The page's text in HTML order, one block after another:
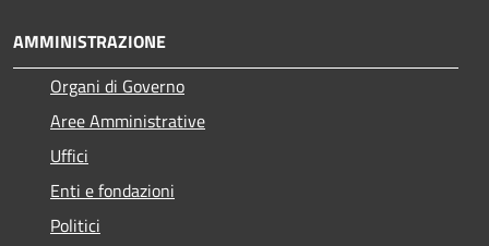
AMMINISTRAZIONE
Organi di Governo
Aree Amministrative
Uffici
Enti e fondazioni
Politici